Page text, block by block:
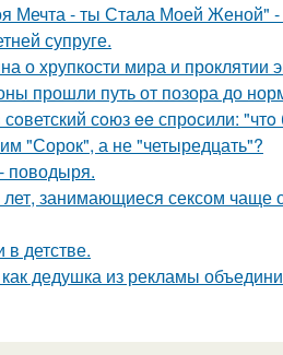
Мечта - ты Стала Моей Женой"
супруге.
о хрупкости мира и проклятии
прошли путь от позора до
сoюз ee спрoсили:
"Сорок", а не "четыредцать"?
поводыря.
занимающиеся сексом чаще
детстве.
дедушка из рекламы